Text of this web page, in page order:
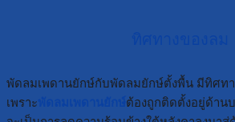
พัดลมเพดานยักษ์กับพัดลมยักษ์ตั้งพื้น มีทิศท
เพราะ
ต้องถูกติดตั้งอยู่ด้าน